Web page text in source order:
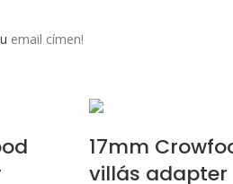
email címen!
17mm
villás adapter